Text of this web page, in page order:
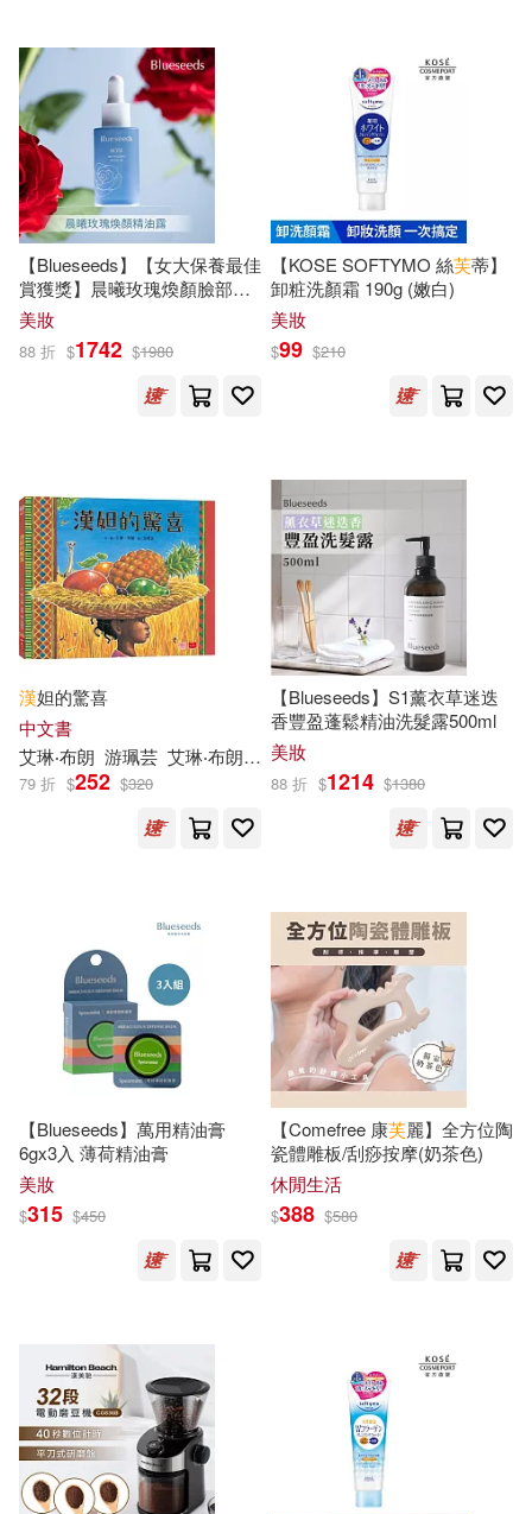
極楽(29)
漢之簡教學資源編輯室（主編）(2
9)
漢學研究通訊編輯部(29)
漢竹(29) 飄雪樓主(29)
中公教育少數民族漢語水平等級考
試研究中心(28)
鍾美怡(28) 上海博物館(27)
張柏然（主編）(27)
成應翠(27) 林珂如(27)
錢乃榮(27)
世一文化編輯群(26)
小象漢字(26) 手塚治虫(26)
清秋子(26) 陳文漢(26)
龐中華(26) 影崎由那(25)
（美）迪士尼公司(25)
上海書畫出版社(24)
中國少年兒童出版社(215)
三民(213) 崧燁文化(213)
青島出版社(213)
ライセンスエージェント(211)
北京理工大學出版社(211)
上海大學出版社(210)
北京聯合出版公司(210)
世一(207) 秀威資訊(207)
民族出版社(198)
接力出版社(195)
知識產權出版社(193)
長江文藝出版社(188)
華中科技大學出版社(185)
MTEX(183)
中山大學出版社(181)
中國文史出版社(177)
生活‧讀書‧新知三聯書店(176)
【Blueseeds】【女大保養最佳
賞獲獎】晨曦玫瑰煥顏臉部保
養系列 l 玫瑰精華油30ml
美妝
88 折 $1742 $1980
【KOSE SOFTYMO 絲芙蒂】
卸粧洗顏霜 190g (嫩白)
美妝
$99 $210
漢妲的驚喜
中文書
艾琳‧布朗 游珮芸 艾琳‧布朗（Eileen Browne）
79 折 $252 $320
【Blueseeds】S1薰衣草迷迭
香豐盈蓬鬆精油洗髮露500ml
美妝
88 折 $1214 $1380
【Blueseeds】萬用精油膏
6gx3入 薄荷精油膏
美妝
$315 $450
【Comefree 康芙麗】全方位陶
瓷體雕板/刮痧按摩(奶茶色)
休閒生活
$388 $580